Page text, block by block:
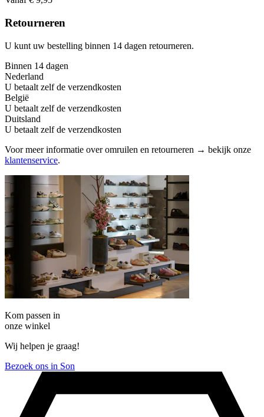
Retourneren
U kunt uw bestelling binnen 14 dagen retourneren.
Binnen 14 dagen
Nederland
U betaalt zelf de verzendkosten
België
U betaalt zelf de verzendkosten
Duitsland
U betaalt zelf de verzendkosten
Voor meer informatie over omruilen en retourneren → bekijk onze
klantenservice.
Kom passen in
onze winkel
Wij helpen je graag!
Bezoek ons in Son